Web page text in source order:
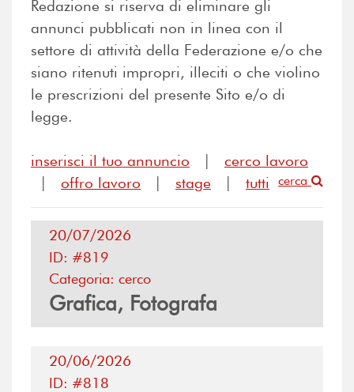
Redazione si riserva di eliminare gli
annunci pubblicati non in linea con il
settore di attività della Federazione e/o che
siano ritenuti impropri, illeciti o che violino
le prescrizioni del presente Sito e/o di
legge.
inserisci il tuo annuncio
cerco lavoro
offro lavoro stage tutti cerca
20/07/2026
ID: #819
Categoria: cerco
Grafica, Fotografa
20/06/2026
ID: #818